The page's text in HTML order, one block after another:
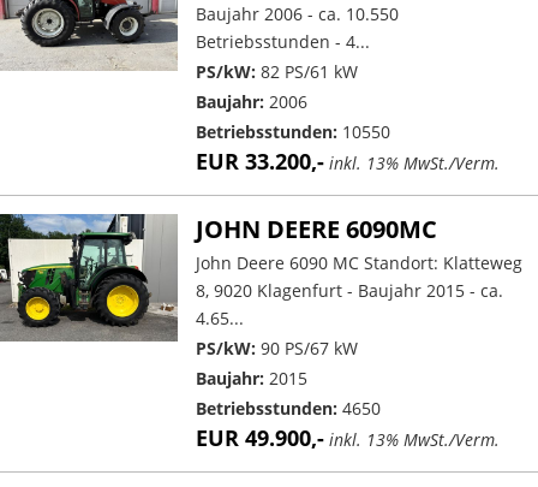
Baujahr 2006 - ca. 10.550
Betriebsstunden - 4...
PS/kW: 82 PS/61 kW
Baujahr: 2006
Betriebsstunden: 10550
EUR 33.200,- inkl. 13% MwSt./Verm.
JOHN DEERE 6090MC
John Deere 6090 MC Standort: Klatteweg
8, 9020 Klagenfurt - Baujahr 2015 - ca.
4.65...
PS/kW: 90 PS/67 kW
Baujahr: 2015
Betriebsstunden: 4650
EUR 49.900,- inkl. 13% MwSt./Verm.